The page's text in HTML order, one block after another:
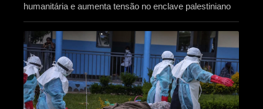
humanitária e aumenta tensão no enclave palestiniano